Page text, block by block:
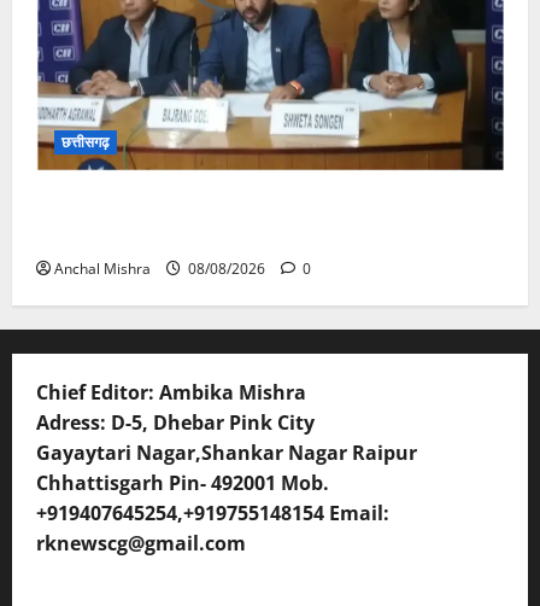
छत्तीसगढ़
Anchal Mishra 08/08/2026 0
Chief Editor: Ambika Mishra
Adress: D-5, Dhebar Pink City
Gayaytari Nagar,Shankar Nagar Raipur
Chhattisgarh Pin- 492001 Mob.
+919407645254,+919755148154 Email:
rknewscg@gmail.com